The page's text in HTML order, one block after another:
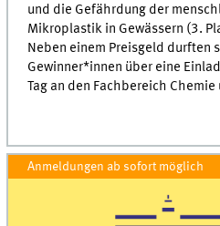
und die Gefährdung der
Mikroplastik in Gewässern (3.
Neben einem Preisgeld durften
Gewinner*innen über eine
Tag an den Fachbereich
Anmeldungen ab sofort möglich